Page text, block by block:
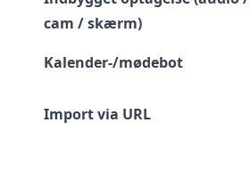
cam / skærm)
Kalender-/mødebot
Import via URL